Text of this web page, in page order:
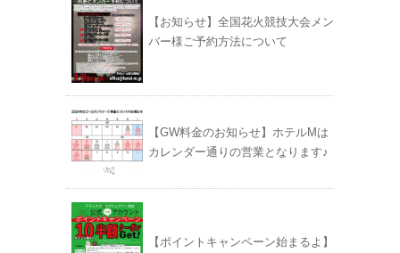
【お知らせ】全国花火競技大会メン
バー様ご予約方法について
【GW料金のお知らせ】ホテルMは
カレンダー通りの営業となります♪
【ポイントキャンペーン始まるよ】